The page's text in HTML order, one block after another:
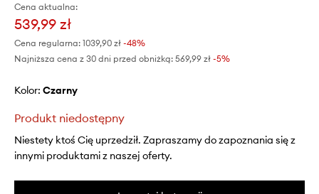
Cena aktualna:
539,99 zł
Cena regularna: 1039,90 zł -48%
Najniższa cena z 30 dni przed obniżką: 569,99 zł -5%
Kolor: czarny
Produkt niedostępny
Niestety ktoś Cię uprzedził. Zapraszamy do zapoznania się z
innymi produktami z naszej oferty.